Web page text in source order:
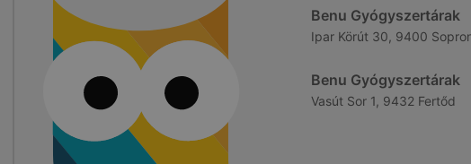
Benu Gyógyszertárak
Ipar Körút 30, 9400
Benu Gyógyszertárak
Vasút Sor 1, 9432 Fertőd